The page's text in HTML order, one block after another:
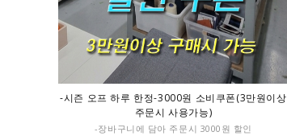
-시즌 오프 하루 한정-3000원 소비쿠폰(3만원이상
주문시 사용가능)
-장바구니에 담아 주문시 3000원 할인